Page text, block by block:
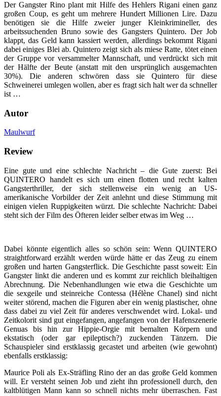
Der Gangster Rino plant mit Hilfe des Hehlers Rigani einen ganz
großen Coup, es geht um mehrere Hundert Millionen Lire. Dazu
benötigen sie die Hilfe zweier junger Kleinkrimineller, des
arbeitssuchenden Bruno sowie des Gangsters Quintero. Der Job
klappt, das Geld kann kassiert werden, allerdings bekommt Rigani
dabei einiges Blei ab. Quintero zeigt sich als miese Ratte, tötet einen
der Gruppe vor versammelter Mannschaft, und verdrückt sich mit
der Hälfte der Beute (anstatt mit den ursprünglich ausgemachten
30%). Die anderen schwören dass sie Quintero für diese
Schweinerei umlegen wollen, aber es fragt sich halt wer da schneller
ist …
Autor
Maulwurf
Review
Eine gute und eine schlechte Nachricht – die Gute zuerst: Bei
QUINTERO handelt es sich um einen flotten und recht kalten
Gangsterthriller, der sich stellenweise ein wenig an US-
amerikanische Vorbilder der Zeit anlehnt und diese Stimmung mit
einigen vielen Ruppigkeiten würzt. Die schlechte Nachricht: Dabei
steht sich der Film des Öfteren leider selber etwas im Weg …
Dabei könnte eigentlich alles so schön sein: Wenn QUINTERO
straightforward erzählt werden würde hätte er das Zeug zu einem
großen und harten Gangsterflick. Die Geschichte passt soweit: Ein
Gangster linkt die anderen und es kommt zur reichlich bleihaltigen
Abrechnung. Die Nebenhandlungen wie etwa die Geschichte um
die sexgeile und steinreiche Contessa (Hélène Chanel) sind nicht
weiter störend, machen die Figuren aber ein wenig plastischer, ohne
dass dabei zu viel Zeit für anderes verschwendet wird. Lokal- und
Zeitkolorit sind gut eingefangen, angefangen von der Hafenszenerie
Genuas bis hin zur Hippie-Orgie mit bemalten Körpern und
ekstatisch (oder gar epileptisch?) zuckenden Tänzern. Die
Schauspieler sind erstklassig gecastet und arbeiten (wie gewohnt)
ebenfalls erstklassig:
Maurice Poli als Ex-Sträfling Rino der an das große Geld kommen
will. Er versteht seinen Job und zieht ihn professionell durch, den
kaltblütigen Mann kann so schnell nichts mehr überraschen. Fast